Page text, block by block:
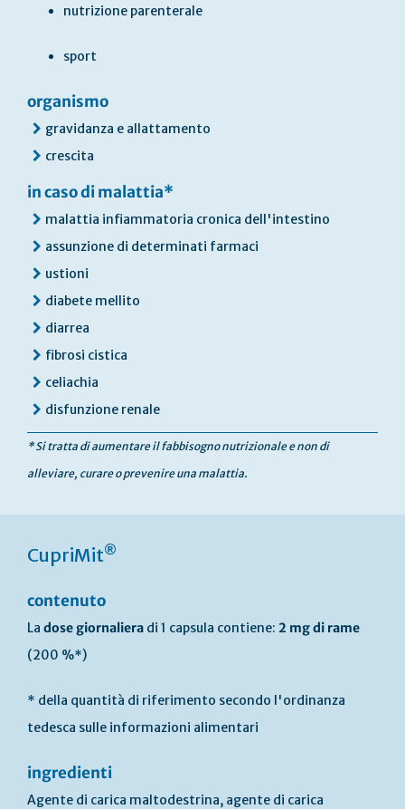
nutrizione parenterale
sport
organismo
gravidanza e allattamento
crescita
in caso di malattia*
malattia infiammatoria cronica dell'intestino
assunzione di determinati farmaci
ustioni
diabete mellito
diarrea
fibrosi cistica
celiachia
disfunzione renale
* Si tratta di aumentare il fabbisogno nutrizionale e non di
alleviare, curare o prevenire una malattia.
CupriMit®
contenuto
La dose giornaliera di 1 capsula contiene: 2 mg di rame
(200 %*)
* della quantità di riferimento secondo l'ordinanza
tedesca sulle informazioni alimentari
ingredienti
Agente di carica maltodestrina, agente di carica